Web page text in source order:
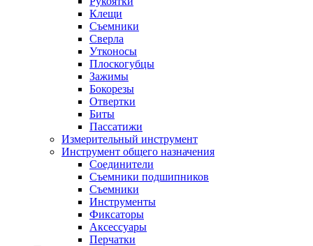
Клещи
Съемники
Сверла
Утконосы
Плоскогубцы
Зажимы
Бокорезы
Отвертки
Биты
Пассатижи
Измерительный инструмент
Инструмент общего назначения
Соединители
Съемники подшипников
Съемники
Инструменты
Фиксаторы
Аксессуары
Перчатки